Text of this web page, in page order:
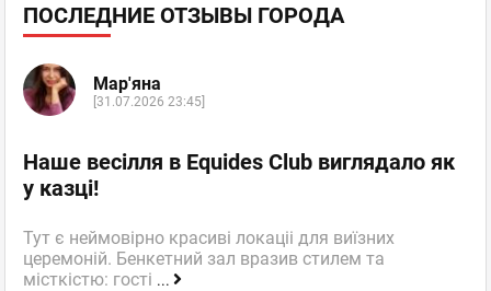
ПОСЛЕДНИЕ ОТЗЫВЫ ГОРОДА
Мар'яна
[31.07.2026 23:45]
Наше весілля в Equides Club виглядало як
у казці!
Тут є неймовірно красиві локаціі для виїзних
церемоній. Бенкетний зал вразив стилем та
місткістю: гості ...